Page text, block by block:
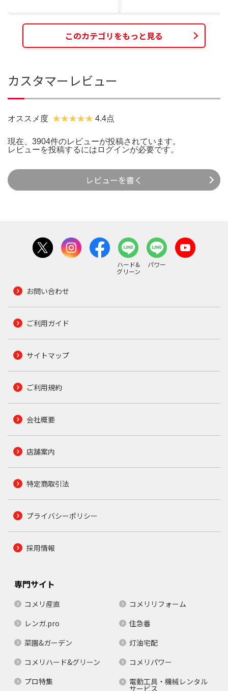
このカテゴリをもっと見る
カスタマーレビュー
オススメ度 4.4点
現在、3904件のレビューが投稿されています。
レビューを投稿するには ログインが必要です。
レビューを書く
ハード&
グリーン
パワー
お問い合わせ
ご利用ガイド
サイトマップ
ご利用規約
会社概要
店舗案内
特定商取引法
プライバシーポリシー
採用情報
専門サイト
コメリ産直
コメリリフォーム
レンガ.pro
住急番
菜園&ガーデン
灯油宅配
コメリハード&グリーン
コメリパワー
プロ特集
電動工具・機械レンタル
サービス